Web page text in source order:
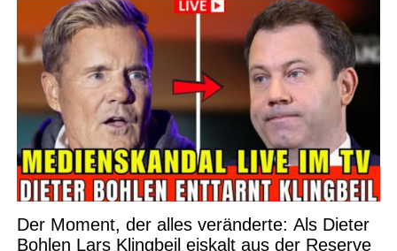
Der Moment, der alles veränderte: Als Dieter
Bohlen Lars Klingbeil eiskalt aus der Reserve